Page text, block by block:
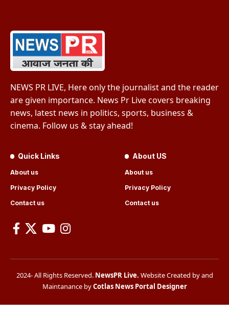
NEWS PR LIVE, Here only the journalist and the reader
are given importance. News Pr Live covers breaking
news, latest news in politics, sports, business &
cinema. Follow us & stay ahead!
Quick Links
About us
Privacy Policy
Contact us
About US
About us
Privacy Policy
Contact us
2024- All Rights Reserved. NewsPR Live. Website Created by and
Maintanance byCotlas News Portal Designer